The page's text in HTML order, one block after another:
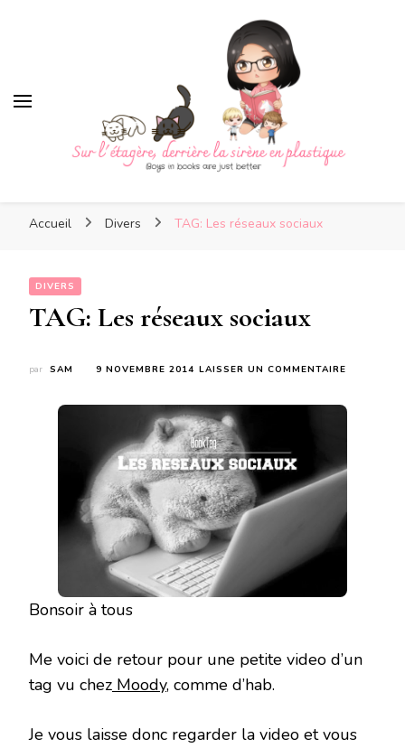
Sur l'étagère, derrière la
sirène en plastique
sirène en plastique
Accueil Divers TAG: Les réseaux sociaux
DIVERS
TAG: Les réseaux sociaux
par SAM 9 NOVEMBRE 2014 LAISSER UN COMMENTAIRE
Bonsoir à tous
Me voici de retour pour une petite video d’un
tag vu chez Moody, comme d’hab.
Je vous laisse donc regarder la video et vous